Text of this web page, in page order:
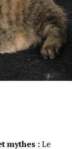
répondent à un
sur le
de compagnie.
pour
sur
de maladies,
mythes :Le